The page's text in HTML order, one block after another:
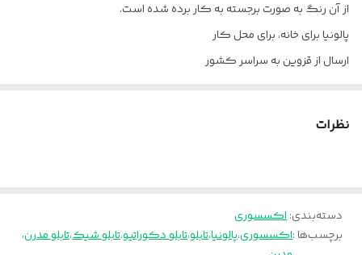
از آن رنگ به صورت برجسته به کار برده شده است.
پالونیا برای خانه، برای محل کار
ارسال از قزوین به سراسر کشور
نظرات
دسته‌بندی:اکسسوری
برچسب‌ها :اکسسوری،پالونیا،تابلو،تابلو دکوراتیو،تابلو شیک،تابلو مدرن،